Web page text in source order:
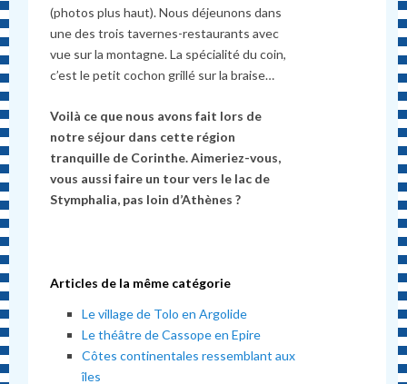
(photos plus haut). Nous déjeunons dans
une des trois tavernes-restaurants avec
vue sur la montagne. La spécialité du coin,
c’est le petit cochon grillé sur la braise…
Voilà ce que nous avons fait lors de
notre séjour dans cette région
tranquille de Corinthe. Aimeriez-vous,
vous aussi faire un tour vers le lac de
Stymphalia, pas loin d’Athènes ?
Articles de la même catégorie
Le village de Tolo en Argolide
Le théâtre de Cassope en Epire
Côtes continentales ressemblant aux
îles